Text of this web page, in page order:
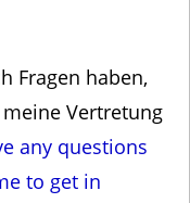
Fragen haben,
Vertretung
any questions
to get in